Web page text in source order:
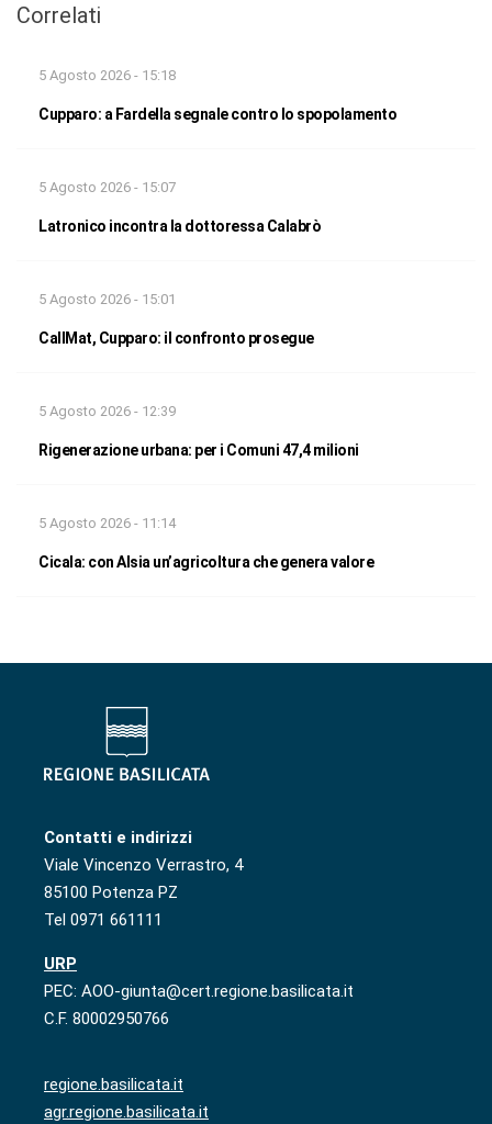
Correlati
5 Agosto 2026 - 15:18
Cupparo: a Fardella segnale contro lo spopolamento
5 Agosto 2026 - 15:07
Latronico incontra la dottoressa Calabrò
5 Agosto 2026 - 15:01
CallMat, Cupparo: il confronto prosegue
5 Agosto 2026 - 12:39
Rigenerazione urbana: per i Comuni 47,4 milioni
5 Agosto 2026 - 11:14
Cicala: con Alsia un’agricoltura che genera valore
Contatti e indirizzi
Viale Vincenzo Verrastro, 4
85100 Potenza PZ
Tel 0971 661111
URP
PEC: AOO-giunta@cert.regione.basilicata.it
C.F. 80002950766
regione.basilicata.it
agr.regione.basilicata.it